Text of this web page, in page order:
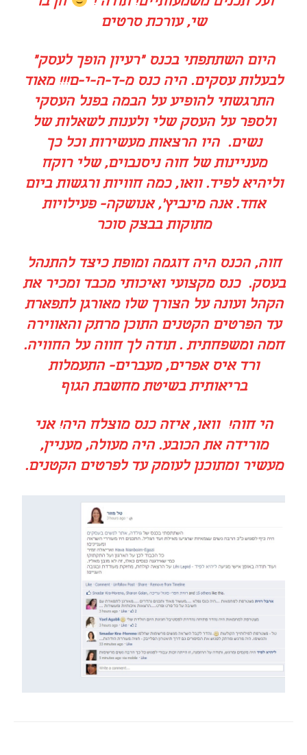
שי, עורכת סרטים
היום השתתפתי בכנס "רעיון הופך לעסק"
לבעלות עסקים. היה כנס מ-ד-ה-י-ם!!! מאוד
התרגשתי להופיע על הבמה בפנל העסקי
ולספר על העסק שלי ולענות לשאלות של
נשים. היו הרצאות מעשירות וכל כך
מעניינות של חוה ניסנבוים, שלי רוקח
וליהיא לפיד. וואו, כמה חוויות ורגשות ביום
אחד.אנה מינביץ', אנושקה- פעילויות
מתוקות בבצק סוכר
חוה, הכנס היה דוגמה ומופת כיצד להתנהל
בעסק. כנס מקצועי ואיכותי מכבד ומכיר את
הקהל ועונה על הצורך שלו מאורגן לתפארת
עד הפרטים הקטנים התוכן מרתק והאווירה
חמה ומשפחתית . תודה לך חווה על החוויה.
ורד איס אפרים, מעברים- התעמלות
בריאותית בשיטת מחשבת הגוף
הי חוה! וואו, איזה כנס מוצלח היה! אני
מורידה את הכובע. היה מעולה, מעניין,
מעשיר ומתוכנן לעומק עד לפרטים הקטנים.